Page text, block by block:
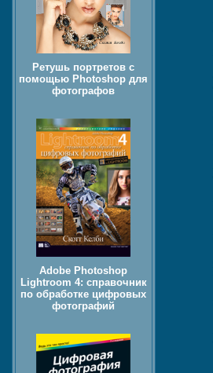
Ретушь портретов с
помощью Photoshop для
фотографов
Adobe Photoshop
Lightroom 4: справочник
по обработке цифровых
фотографий